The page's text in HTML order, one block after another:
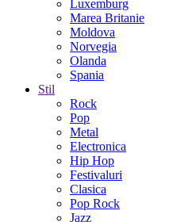
Luxemburg
Marea Britanie
Moldova
Norvegia
Olanda
Spania
Stil
Rock
Pop
Metal
Electronica
Hip Hop
Festivaluri
Clasica
Pop Rock
Jazz